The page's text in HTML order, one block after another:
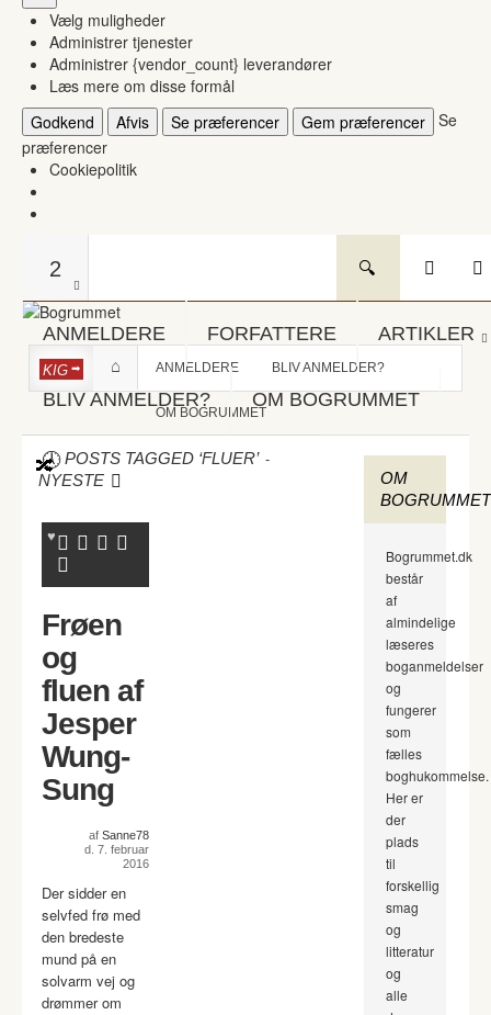
Vælg muligheder
Administrer tjenester
Administrer {vendor_count} leverandører
Læs mere om disse formål
Godkend
Afvis Se præferencer Gem præferencer Se
præferencer
Cookiepolitik
2
ANMELDERE FORFATTERE ARTIKLER
BLIV ANMELDER? OM BOGRUMMET
KIG ANMELDERE BLIV ANMELDER?
OM BOGRUMMET
POSTS TAGGED ‘FLUER’ -
NYESTE
Frøen
og
fluen af
Jesper
Wung-
Sung
af Sanne78
d. 7. februar
2016
Der sidder en
selvfed frø med
den bredeste
mund på en
solvarm vej og
drømmer om
OM
BOGRUMMET
Bogrummet.dk
består
af
almindelige
læseres
boganmeldelser
og
fungerer
som
fælles
boghukommelse.
Her er
der
plads
til
forskellig
smag
og
litteratur
og
alle